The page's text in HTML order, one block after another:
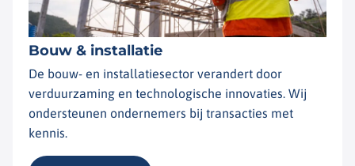
Bouw & installatie
De bouw- en installatiesector verandert door
verduurzaming en technologische innovaties. Wij
ondersteunen ondernemers bij transacties met
kennis.